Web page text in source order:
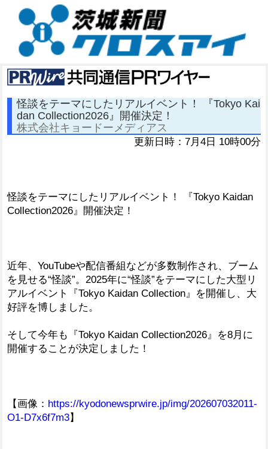
怪談をテーマにしたリアルイベント！ 『Tokyo Kai
dan Collection2026』開催決定！
株式会社キョードーメディアス
更新日時：7月4日 10時00分
怪談をテーマにしたリアルイベント！ 『Tokyo Kaidan
Collection2026』開催決定！
近年、YouTubeや配信番組などが多数制作され、ブーム
を見せる“怪談”。2025年に“怪談”をテーマにした大型リ
アルイベント『Tokyo Kaidan Collection』を開催し、大
好評を博しました。
そして今年も『Tokyo Kaidan Collection2026』を8月に
開催することが決定しました！
【画像： https://kyodonewsprwire.jp/img/202607032011-
O1-D7x6f7m3】